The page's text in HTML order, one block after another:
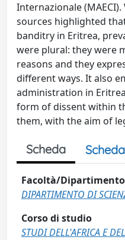
Internazionale
sources highlighted
banditry in Eritrea,
were plural: they were
reasons and they
different ways. It also
administration in
form of dissent within
them, with the aim of
Scheda
Facoltà/Dipartimento
DIPARTIMENTO DI
Corso di studio
STUDI DELL'AFRICA E